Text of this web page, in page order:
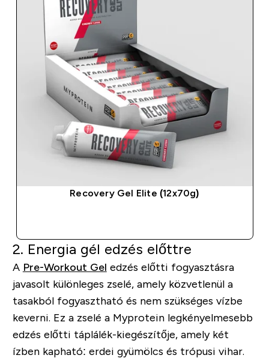
Recovery Gel Elite (12x70g)
2. Energia gél edzés előttre
A Pre-Workout Gel edzés előtti fogyasztásra
javasolt különleges zselé, amely közvetlenül a
tasakból fogyasztható és nem szükséges vízbe
keverni. Ez a zselé a Myprotein legkényelmesebb
edzés előtti táplálék-kiegészítője, amely két
ízben kapható: erdei gyümölcs és trópusi vihar.